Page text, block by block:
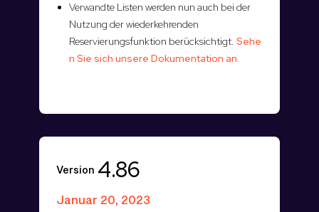
Verwandte Listen werden nun auch bei der
Nutzung der wiederkehrenden
Reservierungsfunktion berücksichtigt. Sehe
n Sie sich unsere Dokumentation an.
Version 4.86
Januar 20, 2023